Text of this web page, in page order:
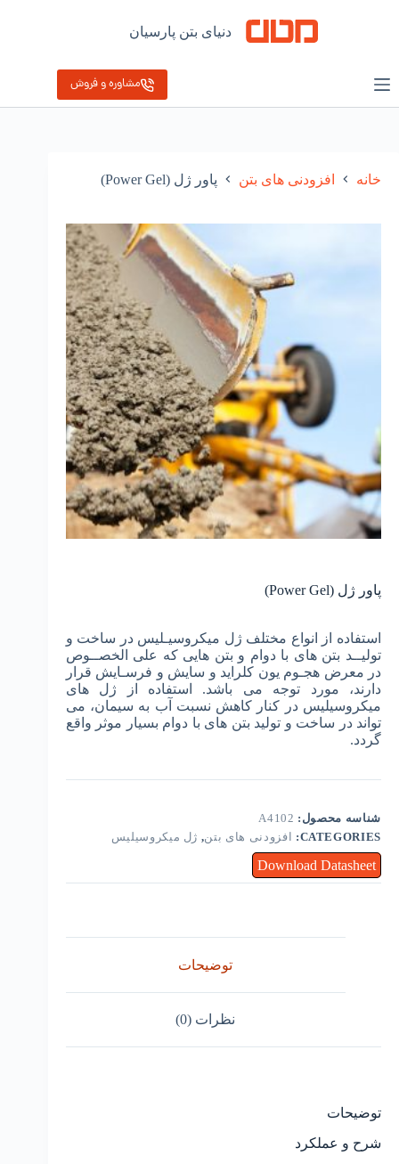
دنیای بتن پارسیان
مشاوره و فروش
خانه افزودنی های بتن پاور ژل (Power Gel)
پاور ژل (Power Gel)
استفاده از انواع مختلف ژل میکروسیـلیس در ساخت و
تولیــد بتن های با دوام و بتن هایی که علی الخصــوص
در معرض هجـوم یون کلراید و سایش و فرسـایش قرار
دارند، مورد توجه می باشد. استفاده از ژل های
میکروسیلیس در کنار کاهش نسبت آب به سیمان، می
تواند در ساخت و تولید بتن های با دوام بسیار موثر واقع
گردد.
شناسه محصول: A4102
CATEGORIES:
افزودنی های بتن, ژل میکروسیلیس
Download Datasheet
توضیحات
نظرات (0)
توضیحات
شرح و عملکرد